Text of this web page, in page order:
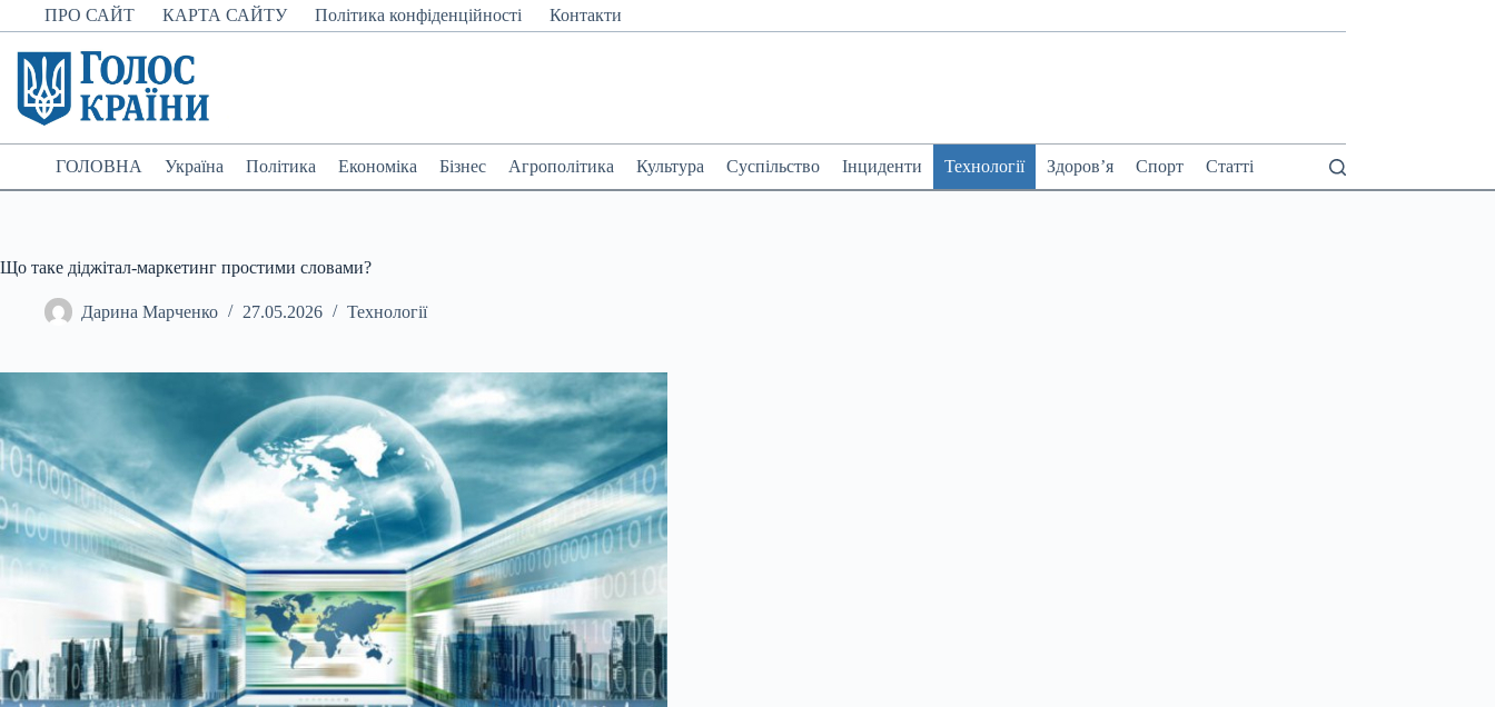
Перейти
до
вмісту
ПРО САЙТ КАРТА САЙТУ Політика конфіденційності Контакти
ГОЛОВНА Україна Політика Економіка Бізнес Агрополітика Культура Суспільство Інциденти Технології Здоров’я Спорт Статті
Що таке діджітал-маркетинг простими словами?
Дарина Марченко 27.05.2026 Технології